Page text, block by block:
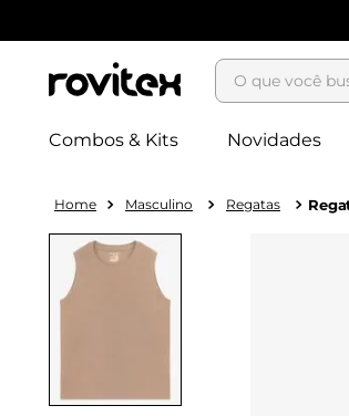
O que você
Combos & Kits Novidades
Masculino Regatas